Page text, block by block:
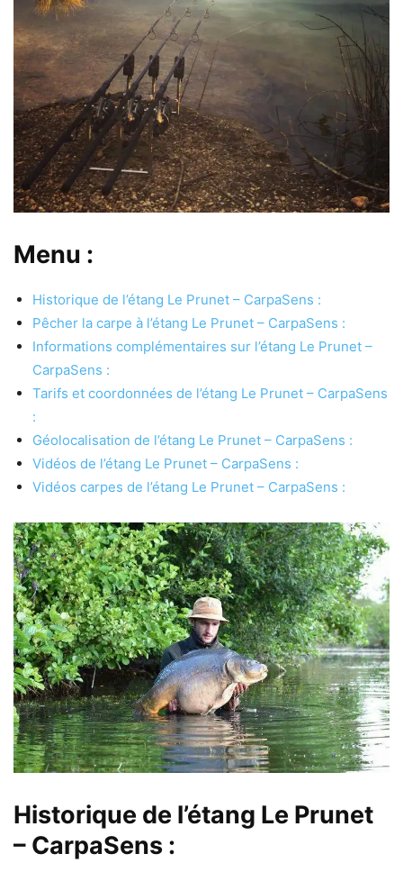
Menu :
Historique de l’étang Le Prunet – CarpaSens :
Pêcher la carpe à l’étang Le Prunet – CarpaSens :
Informations complémentaires sur l’étang Le Prunet –
CarpaSens :
Tarifs et coordonnées de l’étang Le Prunet – CarpaSens
:
Géolocalisation de l’étang Le Prunet – CarpaSens :
Vidéos de l’étang Le Prunet – CarpaSens :
Vidéos carpes de l’étang Le Prunet – CarpaSens :
Historique de l’étang Le Prunet
– CarpaSens :